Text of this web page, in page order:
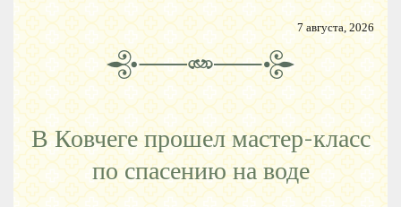
7 августа, 2026
В Ковчеге прошел мастер-класс
по спасению на воде